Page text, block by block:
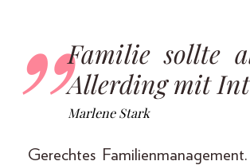
Familie sollte
Allerding mit
Marlene Stark
Gerechtes